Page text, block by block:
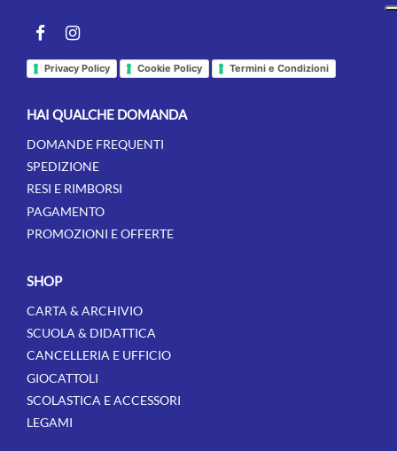
Facebookinstagram
Privacy Policy Cookie Policy Termini e Condizioni
SHOP
CARTA & ARCHIVIO
SCUOLA & DIDATTICA
CANCELLERIA E UFFICIO
GIOCATTOLI
SCOLASTICA E ACCESSORI
LEGAMI
HAI QUALCHE DOMANDA
DOMANDE FREQUENTI
SPEDIZIONE
RESI E RIMBORSI
PAGAMENTO
PROMOZIONI E OFFERTE